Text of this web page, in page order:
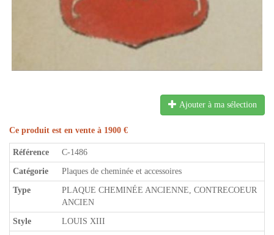
Ajouter à ma sélection
Ce produit est en vente à 1900 €
Référence C-1486
Catégorie Plaques de cheminée et accessoires
Type
PLAQUE CHEMINÉE ANCIENNE, CONTRECOEUR
ANCIEN
Style LOUIS XIII